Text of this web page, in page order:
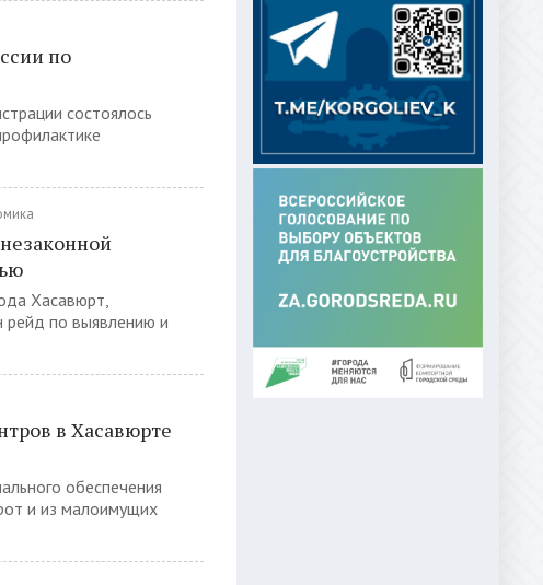
по
состоялось
Хасавюрт,
по выявлению и
в Хасавюрте
обеспечения
и из малоимущих